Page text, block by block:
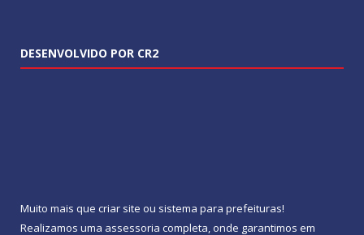
DESENVOLVIDO POR CR2
Muito mais que criar site ou sistema para prefeituras!
Realizamos uma assessoria completa, onde garantimos em